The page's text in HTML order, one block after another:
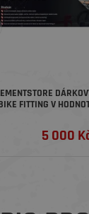
FITTING V
5 000